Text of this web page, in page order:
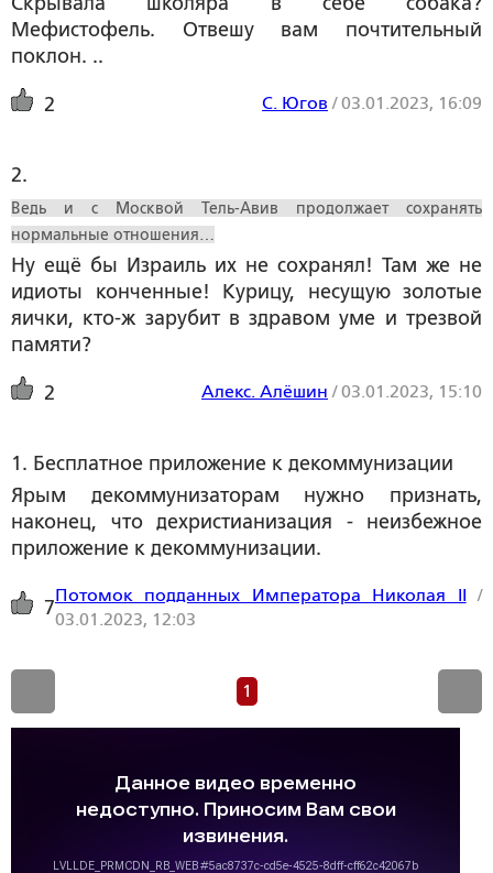
Мефистофель. Отвешу вам почтительный
поклон. ..
2 С. Югов /03.01.2023, 16:09
2.
Ведь и с Москвой Тель-Авив продолжает сохранять
нормальные отношения…
Ну ещё бы Израиль их не сохранял! Там же не
идиоты конченные! Курицу, несущую золотые
яички, кто-ж зарубит в здравом уме и трезвой
памяти?
2 Алекс. Алёшин /03.01.2023, 15:10
1. Бесплатное приложение к декоммунизации
Ярым декоммунизаторам нужно признать,
наконец, что дехристианизация - неизбежное
приложение к декоммунизации.
7
Потомок подданных Императора Николая II /
03.01.2023, 12:03
1